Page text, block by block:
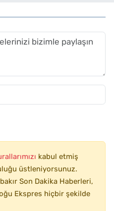
kabul etmiş
üstleniyorsunuz.
Son Dakika Haberleri,
Ekspres hiçbir şekilde